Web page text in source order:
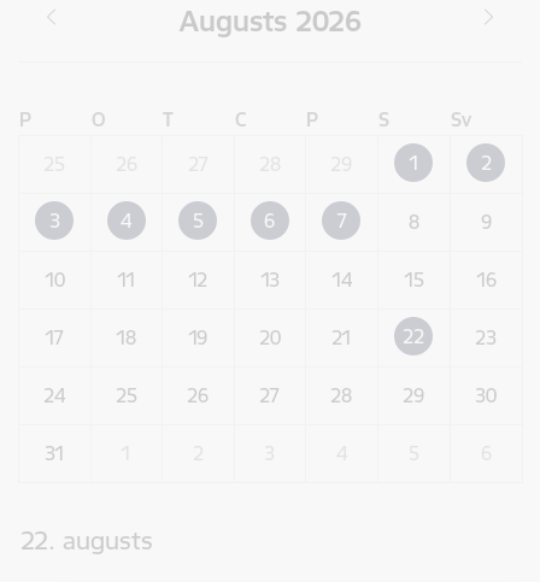
Augusts 2026
P O T C P S
Sv
1 2
3 4 5 6 7 8 9
10 11 12 13 14 15 16
17 18 19 20 21 22 23
24 25 26 27 28 29 30
31
22. augusts